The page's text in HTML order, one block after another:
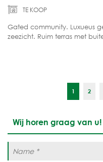
TE KOOP
Gated community. Luxueus
zeezicht. Ruim terras met
1 2
Wij horen graag van u!